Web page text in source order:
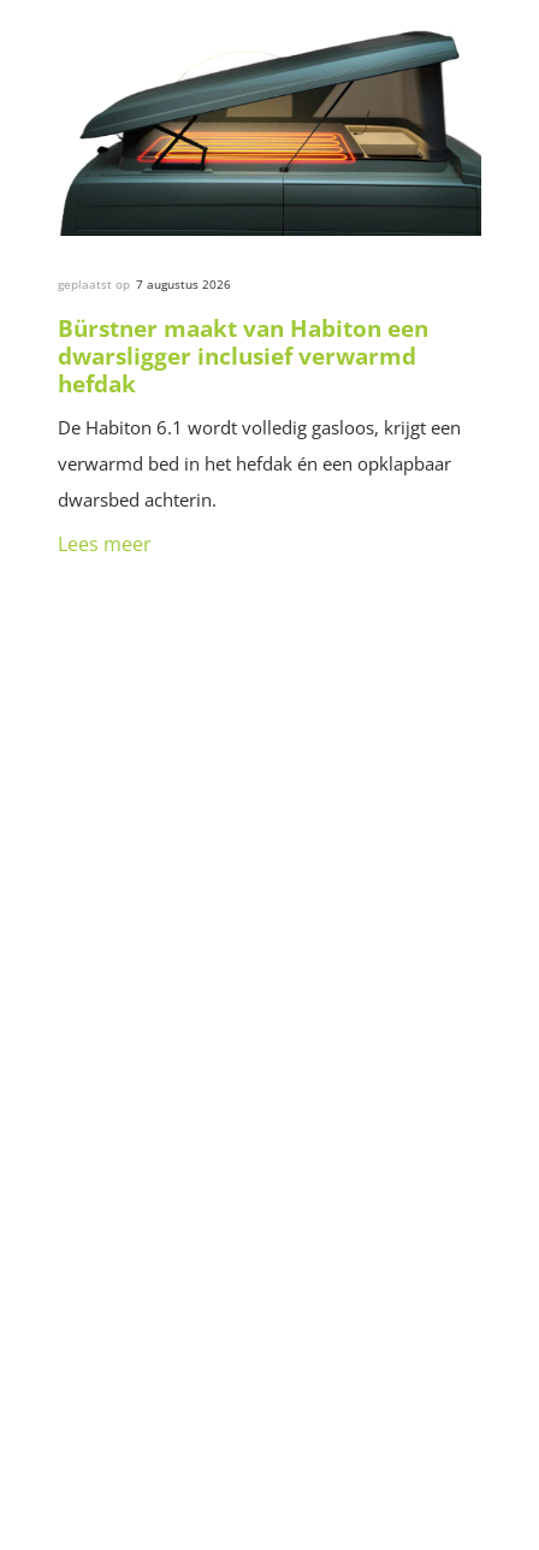
geplaatst op 7 augustus 2026
Bürstner maakt van Habiton een
dwarsligger inclusief verwarmd
hefdak
De Habiton 6.1 wordt volledig gasloos, krijgt een
verwarmd bed in het hefdak én een opklapbaar
dwarsbed achterin.
Lees meer